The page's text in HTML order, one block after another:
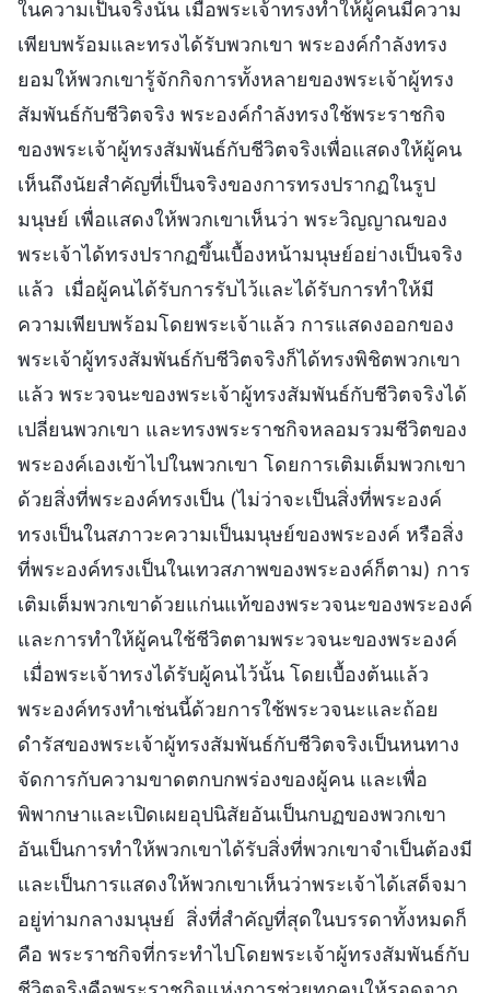
ในความเป็นจริงนั้น เมื่อพระเจ้าทรงทำให้ผู้คนมีความ
เพียบพร้อมและทรงได้รับพวกเขา พระองค์กำลังทรง
ยอมให้พวกเขารู้จักกิจการทั้งหลายของพระเจ้าผู้ทรง
สัมพันธ์กับชีวิตจริง พระองค์กำลังทรงใช้พระราชกิจ
ของพระเจ้าผู้ทรงสัมพันธ์กับชีวิตจริงเพื่อแสดงให้ผู้คน
เห็นถึงนัยสำคัญที่เป็นจริงของการทรงปรากฏในรูป
มนุษย์ เพื่อแสดงให้พวกเขาเห็นว่า พระวิญญาณของ
พระเจ้าได้ทรงปรากฏขึ้นเบื้องหน้ามนุษย์อย่างเป็นจริง
แล้ว เมื่อผู้คนได้รับการรับไว้และได้รับการทำให้มี
ความเพียบพร้อมโดยพระเจ้าแล้ว การแสดงออกของ
พระเจ้าผู้ทรงสัมพันธ์กับชีวิตจริงก็ได้ทรงพิชิตพวกเขา
แล้ว พระวจนะของพระเจ้าผู้ทรงสัมพันธ์กับชีวิตจริงได้
เปลี่ยนพวกเขา และทรงพระราชกิจหลอมรวมชีวิตของ
พระองค์เองเข้าไปในพวกเขา โดยการเติมเต็มพวกเขา
ด้วยสิ่งที่พระองค์ทรงเป็น (ไม่ว่าจะเป็นสิ่งที่พระองค์
ทรงเป็นในสภาวะความเป็นมนุษย์ของพระองค์ หรือสิ่ง
ที่พระองค์ทรงเป็นในเทวสภาพของพระองค์ก็ตาม) การ
เติมเต็มพวกเขาด้วยแก่นแท้ของพระวจนะของพระองค์
และการทำให้ผู้คนใช้ชีวิตตามพระวจนะของพระองค์
เมื่อพระเจ้าทรงได้รับผู้คนไว้นั้น โดยเบื้องต้นแล้ว
พระองค์ทรงทำเช่นนี้ด้วยการใช้พระวจนะและถ้อย
ดำรัสของพระเจ้าผู้ทรงสัมพันธ์กับชีวิตจริงเป็นหนทาง
จัดการกับความขาดตกบกพร่องของผู้คน และเพื่อ
พิพากษาและเปิดเผยอุปนิสัยอันเป็นกบฏของพวกเขา
อันเป็นการทำให้พวกเขาได้รับสิ่งที่พวกเขาจำเป็นต้องมี
และเป็นการแสดงให้พวกเขาเห็นว่าพระเจ้าได้เสด็จมา
อยู่ท่ามกลางมนุษย์ สิ่งที่สำคัญที่สุดในบรรดาทั้งหมดก็
คือ พระราชกิจที่กระทำไปโดยพระเจ้าผู้ทรงสัมพันธ์กับ